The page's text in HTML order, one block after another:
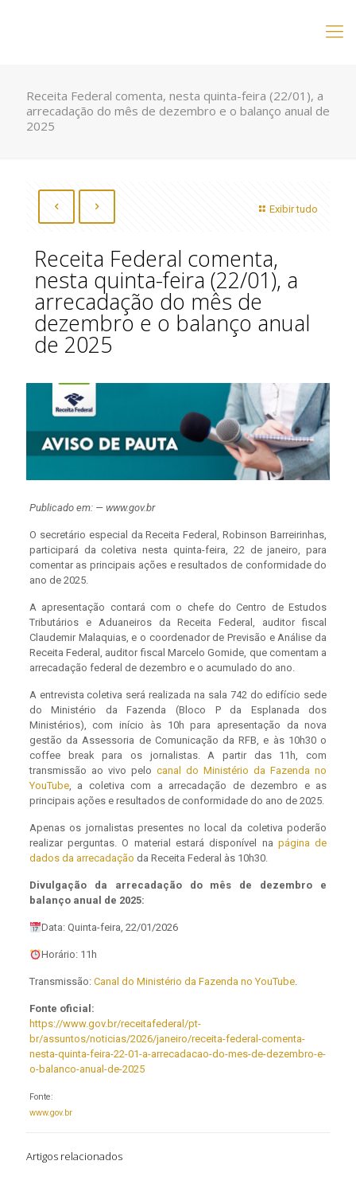
Receita Federal comenta, nesta quinta-feira (22/01), a
arrecadação do mês de dezembro e o balanço anual de
2025
Exibir tudo
Receita Federal comenta,
nesta quinta-feira (22/01), a
arrecadação do mês de
dezembro e o balanço anual
de 2025
Publicado em: — www.gov.br
O secretário especial da Receita Federal, Robinson Barreirinhas,
participará da coletiva nesta quinta-feira, 22 de janeiro, para
comentar as principais ações e resultados de conformidade do
ano de 2025.
A apresentação contará com o chefe do Centro de Estudos
Tributários e Aduaneiros da Receita Federal, auditor fiscal
Claudemir Malaquias, e o coordenador de Previsão e Análise da
Receita Federal, auditor fiscal Marcelo Gomide, que comentam a
arrecadação federal de dezembro e o acumulado do ano.
A entrevista coletiva será realizada na sala 742 do edifício sede
do Ministério da Fazenda (Bloco P da Esplanada dos
Ministérios), com início às 10h para apresentação da nova
gestão da Assessoria de Comunicação da RFB, e às 10h30 o
coffee break para os jornalistas. A partir das 11h, com
transmissão ao vivo pelo canal do Ministério da Fazenda no
YouTube, a coletiva com a arrecadação de dezembro e as
principais ações e resultados de conformidade do ano de 2025.
Apenas os jornalistas presentes no local da coletiva poderão
realizar perguntas. O material estará disponível na página de
dados da arrecadação da Receita Federal às 10h30.
Divulgação da arrecadação do mês de dezembro e
balanço anual de 2025:
Data: Quinta-feira, 22/01/2026
Horário: 11h
Transmissão: Canal do Ministério da Fazenda no YouTube.
Fonte oficial:
https://www.gov.br/receitafederal/pt-
br/assuntos/noticias/2026/janeiro/receita-federal-comenta-
nesta-quinta-feira-22-01-a-arrecadacao-do-mes-de-dezembro-e-
o-balanco-anual-de-2025
Fonte:
www.gov.br
Artigos relacionados